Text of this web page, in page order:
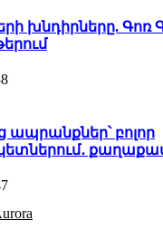
խնդիրները. Գոռ
բոլոր